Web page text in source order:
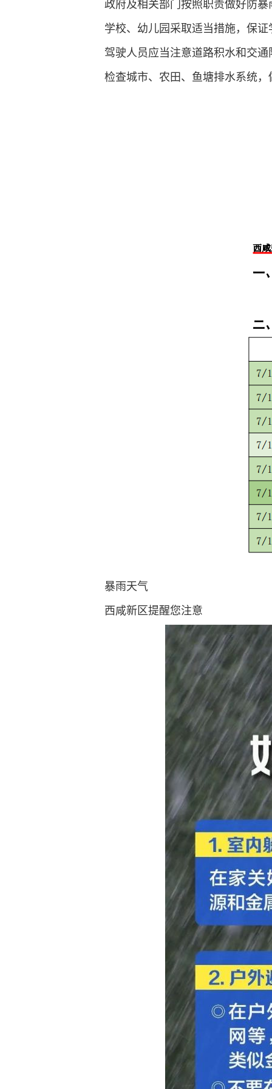
学校、幼儿园采取适当措施，保
驾驶人员应当注意道路积水和交
检查城市、农田、鱼塘排水系统
暴雨天气
西咸新区提醒您注意